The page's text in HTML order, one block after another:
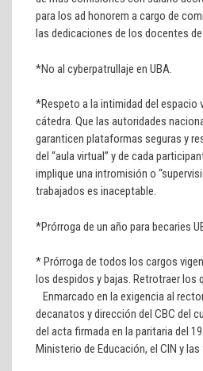
para los ad honorem a cargo de
las dedicaciones de los docentes
*No al cyberpatrullaje en UBA.
*Respeto a la intimidad del espacio
cátedra. Que las autoridades
garanticen plataformas seguras y
del “aula virtual” y de cada
implique una intromisión o
trabajados es inaceptable.
*Prórroga de un año para becaries
* Prórroga de todos los cargos
los despidos y bajas. Retrotraer los
Enmarcado en la exigencia al
decanatos y dirección del CBC del
del acta firmada en la paritaria del
Ministerio de Educación, el CIN y